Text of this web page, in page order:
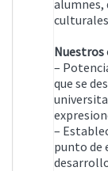
alumnes,
Nuestros
–
que se
–
punto de